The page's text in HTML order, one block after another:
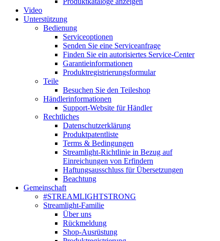
Video
Unterstützung
Bedienung
Serviceoptionen
Senden Sie eine Serviceanfrage
Finden Sie ein autorisiertes Service-Center
Garantieinformationen
Produktregistrierungsformular
Teile
Besuchen Sie den Teileshop
Händlerinformationen
Support-Website für Händler
Rechtliches
Datenschutzerklärung
Produktpatentliste
Terms & Bedingungen
Streamlight-Richtlinie in Bezug auf
Einreichungen von Erfindern
Haftungsausschluss für Übersetzungen
Beachtung
Gemeinschaft
#STREAMLIGHTSTRONG
Streamlight-Familie
Über uns
Rückmeldung
Shop-Ausrüstung